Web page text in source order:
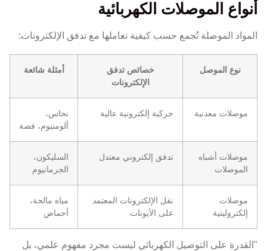
أنواع الموصلات الكهربائية
المواد الموصلة تُجمع حسب كيفية تعاملها مع تدفق الإلكترونات:
نوع الموصل
خصائص تدفق
الإلكترونات
أمثلة شائعة
موصلات معدنية حركية إلكترونية عالية
نحاس،
ألومنيوم، فضة
موصلات أشباه
الموصلات
تدفق إلكتروني معتدل
السليكون،
الجرمانيوم
موصلات
إلكتروليتية
نقل الإلكترونات المعتمد
على الأيونات
مياه مالحة،
أحماض
"القدرة على التوصيل الكهربائي ليست مجرد مفهوم علمي، بل